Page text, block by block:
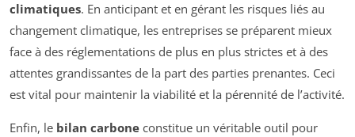
climatiques. En anticipant et en gérant les risques liés au
changement climatique, les entreprises se préparent mieux
face à des réglementations de plus en plus strictes et à des
attentes grandissantes de la part des parties prenantes. Ceci
est vital pour maintenir la viabilité et la pérennité de l’activité.
Enfin, le bilan carbone constitue un véritable outil pour